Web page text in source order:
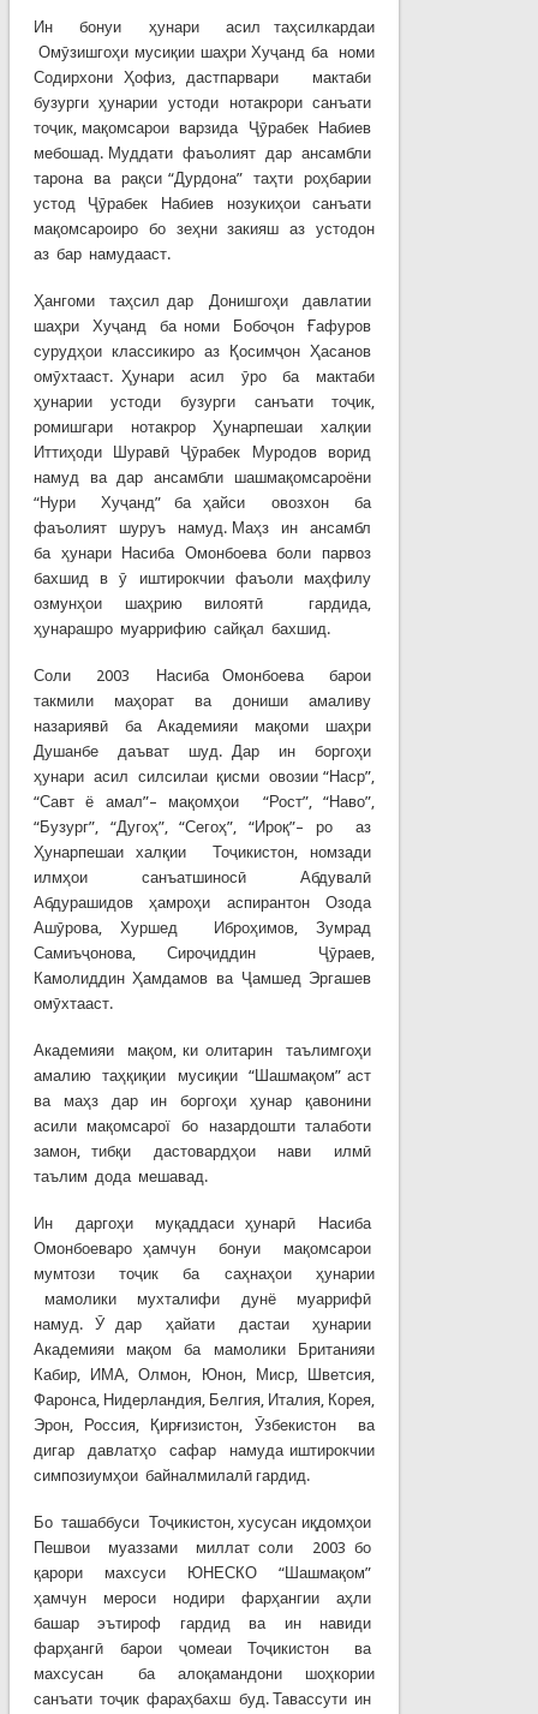
Ин бонуи ҳунари асил таҳсилкардаи
Омӯзишгоҳи мусиқии шаҳри Хуҷанд ба номи
Содирхони Ҳофиз, дастпарвари мактаби
бузурги ҳунарии устоди нотакрори санъати
тоҷик, мақомсарои варзида Ҷӯрабек Набиев
мебошад. Муддати фаъолият дар ансамбли
тарона ва рақси “Дурдона” таҳти роҳбарии
устод Ҷӯрабек Набиев нозукиҳои санъати
мақомсароиро бо зеҳни закияш аз устодон
аз бар намудааст.
Ҳангоми таҳсил дар Донишгоҳи давлатии
шаҳри Хуҷанд ба номи Бобоҷон Ғафуров
сурудҳои классикиро аз Қосимҷон Ҳасанов
омӯхтааст. Ҳунари асил ӯро ба мактаби
ҳунарии устоди бузурги санъати тоҷик,
ромишгари нотакрор Ҳунарпешаи халқии
Иттиҳоди Шуравӣ Ҷӯрабек Муродов ворид
намуд ва дар ансамбли шашмақомсароёни
“Нури Хуҷанд” ба ҳайси овозхон ба
фаъолият шуруъ намуд. Маҳз ин ансамбл
ба ҳунари Насиба Омонбоева боли парвоз
бахшид в ӯ иштирокчии фаъоли маҳфилу
озмунҳои шаҳрию вилоятӣ гардида,
ҳунарашро муаррифию сайқал бахшид.
Соли 2003 Насиба Омонбоева барои
такмили маҳорат ва дониши амаливу
назариявӣ ба Академияи мақоми шаҳри
Душанбе даъват шуд. Дар ин боргоҳи
ҳунари асил силсилаи қисми овозии “Наср”,
“Савт ё амал”– мақомҳои “Рост”, “Наво”,
“Бузург”, “Дугоҳ”, “Сегоҳ”, “Ироқ”– ро аз
Ҳунарпешаи халқии Тоҷикистон, номзади
илмҳои санъатшиносӣ Абдувалӣ
Абдурашидов ҳамроҳи аспирантон Озода
Ашӯрова, Хуршед Иброҳимов, Зумрад
Самиъҷонова, Сироҷиддин Ҷӯраев,
Камолиддин Ҳамдамов ва Ҷамшед Эргашев
омӯхтааст.
Академияи мақом, ки олитарин таълимгоҳи
амалию таҳқиқии мусиқии “Шашмақом” аст
ва маҳз дар ин боргоҳи ҳунар қавонини
асили мақомсарої бо назардошти талаботи
замон, тибқи дастовардҳои нави илмӣ
таълим дода мешавад.
Ин даргоҳи муқаддаси ҳунарӣ Насиба
Омонбоеваро ҳамчун бонуи мақомсарои
мумтози тоҷик ба саҳнаҳои ҳунарии
мамолики мухталифи дунё муаррифӣ
намуд. Ӯ дар ҳайати дастаи ҳунарии
Академияи мақом ба мамолики Британияи
Кабир, ИМА, Олмон, Юнон, Миср, Шветсия,
Фаронса, Нидерландия, Белгия, Италия, Корея,
Эрон, Россия, Қирғизистон, Ӯзбекистон ва
дигар давлатҳо сафар намуда иштирокчии
симпозиумҳои байналмилалӣ гардид.
Бо ташаббуси Тоҷикистон, хусусан иқдомҳои
Пешвои муаззами миллат соли 2003 бо
қарори махсуси ЮНЕСКО “Шашмақом”
ҳамчун мероси нодири фарҳангии аҳли
башар эътироф гардид ва ин навиди
фарҳангӣ барои ҷомеаи Тоҷикистон ва
махсусан ба алоқамандони шоҳкории
санъати тоҷик фараҳбахш буд. Тавассути ин